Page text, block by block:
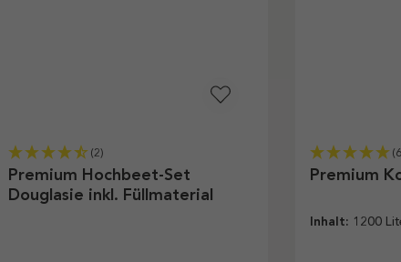
(2)
Premium Hochbeet-Set
Douglasie inkl. Füllmaterial
Premium
Inhalt: 1200